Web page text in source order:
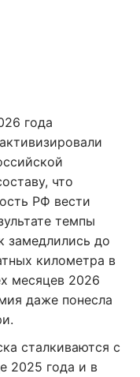
года
что
РФ вести
темпы
замедлились до
километра в
месяцев 2026
даже понесла
сталкиваются с
2025 года и в